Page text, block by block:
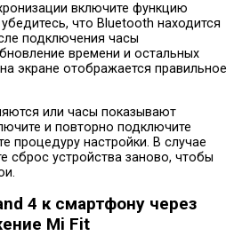
включите функцию
что Bluetooth находится
подключения часы
времени и остальных
экране отображается правильное
или часы показывают
и повторно подключите
процедуру настройки. В случае
сброс устройства заново, чтобы
4 к смартфону через
Mi Fit